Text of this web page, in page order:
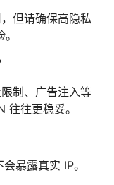
但请确保高隐私
制、广告注入等
往往更稳妥。
暴露真实 IP。